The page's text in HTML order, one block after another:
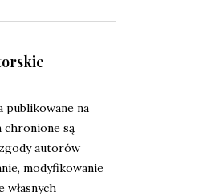
publikowane na
chronione są
autorów
modyfikowanie
własnych